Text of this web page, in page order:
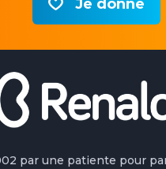
Je donne
par une patiente pour